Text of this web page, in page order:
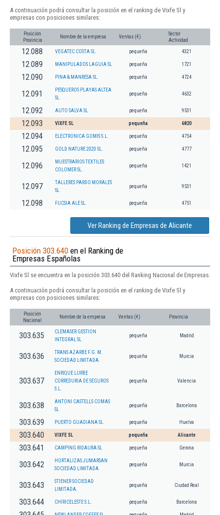
A continuación podrá consultar la posición en el ranking de Vixfe Sl y
empresas con posiciones similares:
Posición
Provincia
Nombre de la empresa Ventas (€)
Sector
Actividad
12.088 VEGATEC COSTA SL. pequeña 4321
12.089 MANIPULADOS LAGUIA SL pequeña 1721
12.090 PINA & MANRESA SL. pequeña 4724
12.091
PESQUEROS PLAYAS ALTEA
SL
pequeña 4632
12.092 AUTO SALVA SL pequeña 9531
12.093 VIXFE SL pequeña 6820
12.094 ELECTRONICA GOMIS S.L. pequeña 4754
12.095 GOLD NATURE 2020 SL. pequeña 4777
12.096
MUESTRARIOS TEXTILES
COLOMER SL.
pequeña 1421
12.097
TALLERES PARDO MORALES
SL
pequeña 9531
12.098 FUCSIA ALE SL. pequeña 4751
Ver Ranking de Empresas de Alicante
Posición 303.640 en el Ranking de
Empresas Españolas
Vixfe Sl se encuentra en la posición 303.640 del Ranking Nacional de Empresas.
A continuación podrá consultar la posición en el ranking de Vixfe Sl y
empresas con posiciones similares:
Posición
Nacional
Nombre de la empresa Ventas (€) Provincia
303.635
CLEMASER GESTION
INTEGRAL SL
pequeña Madrid
303.636
TRANS AZARBE F.G. M.
SOCIEDAD LIMITADA.
pequeña Murcia
303.637
ENRIQUE LURBE
CORREDURIA DE SEGUROS
S.L.
pequeña Valencia
303.638
ANTONI CASTELLS COMAS
SL
pequeña Barcelona
303.639 PUERTO GUADIANA SL. pequeña Huelva
303.640 VIXFE SL pequeña Alicante
303.641 CAMPING RIDAURA SL pequeña Gerona
303.642
HORTALIZAS JUMARSAN
SOCIEDAD LIMITADA.
pequeña Murcia
303.643
STIENER SOCIEDAD
LIMITADA.
pequeña Ciudad Real
303.644 CHIRICELESTE S.L. pequeña Barcelona